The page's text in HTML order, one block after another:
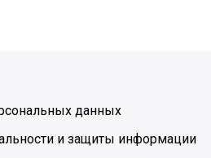
данных
и защиты информации